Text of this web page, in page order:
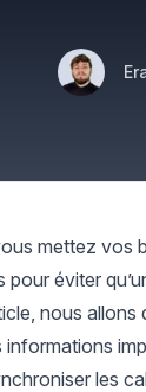
mettez vos
pour éviter
nous
informations
les